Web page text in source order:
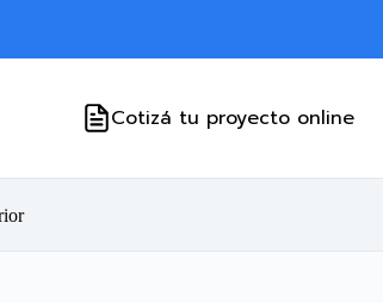
Cotizá tu proyecto online